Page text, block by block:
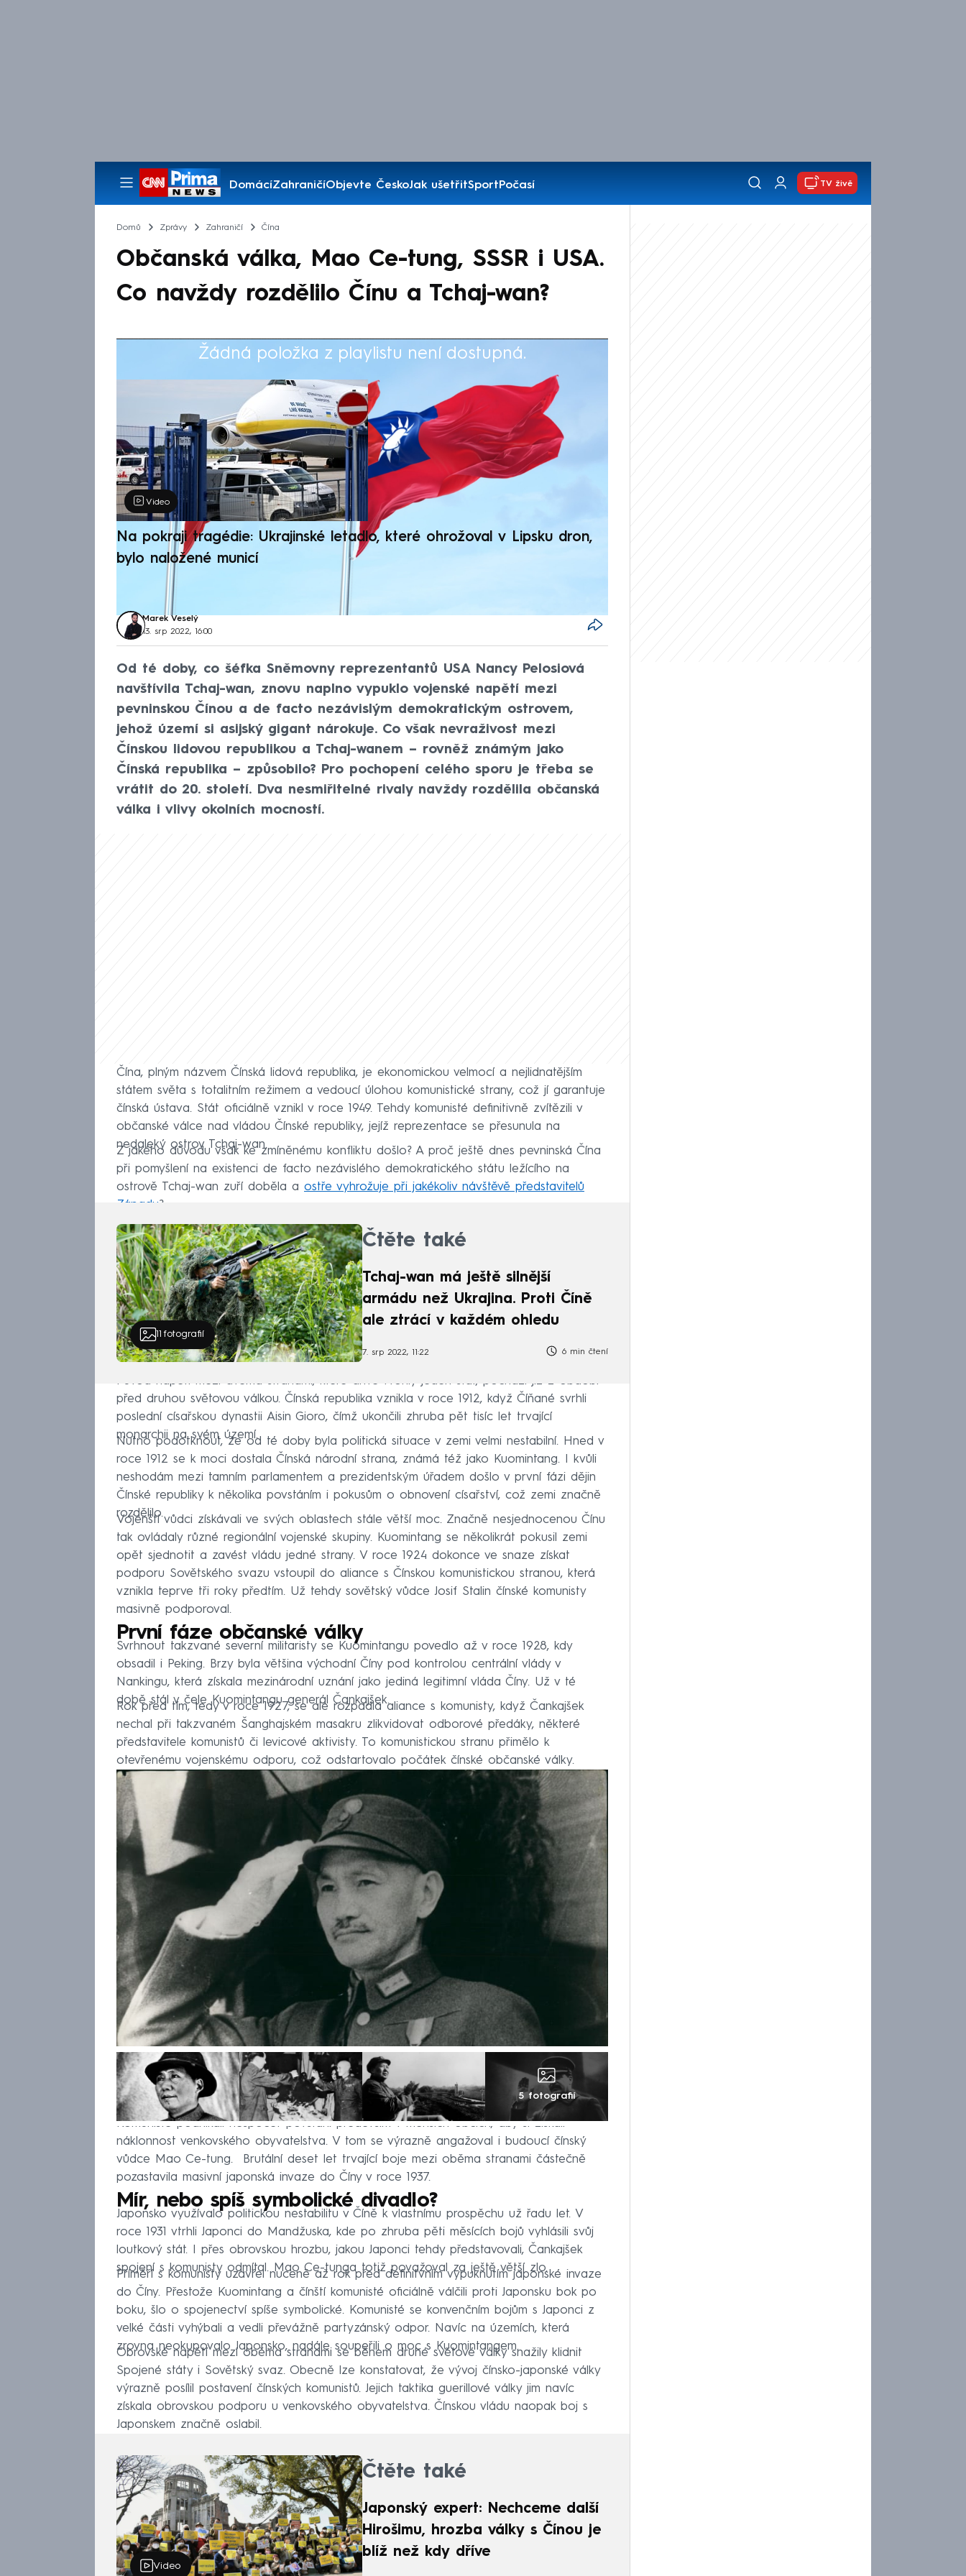
DomácíZahraničíObjevte ČeskoJak ušetřitSportPočasí
Pořady
TV živě
Domů Zprávy Zahraničí Čína
Občanská válka, Mao Ce-tung, SSSR i USA.
Co navždy rozdělilo Čínu a Tchaj-wan?
Žádná položka z playlistu není dostupná.
Výběr redakce
Video
Na pokraji tragédie: Ukrajinské letadlo, které ohrožoval v Lipsku dron,
bylo naložené municí
Marek Veselý
13. srp 2022, 16:00
Od té doby, co šéfka Sněmovny reprezentantů USA Nancy Pelosiová
navštívila Tchaj-wan, znovu naplno vypuklo vojenské napětí mezi
pevninskou Čínou a de facto nezávislým demokratickým ostrovem,
jehož území si asijský gigant nárokuje. Co však nevraživost mezi
Čínskou lidovou republikou a Tchaj-wanem – rovněž známým jako
Čínská republika – způsobilo? Pro pochopení celého sporu je třeba se
vrátit do 20. století. Dva nesmiřitelné rivaly navždy rozdělila občanská
válka i vlivy okolních mocností.
Čína, plným názvem Čínská lidová republika, je ekonomickou velmocí a nejlidnatějším
státem světa s totalitním režimem a vedoucí úlohou komunistické strany, což jí garantuje
čínská ústava. Stát oficiálně vznikl v roce 1949. Tehdy komunisté definitivně zvítězili v
občanské válce nad vládou Čínské republiky, jejíž reprezentace se přesunula na
nedaleký ostrov Tchaj-wan.
Z jakého důvodu však ke zmíněnému konfliktu došlo? A proč ještě dnes pevninská Čína
při pomyšlení na existenci de facto nezávislého demokratického státu ležícího na
ostrově Tchaj-wan zuří doběla a ostře vyhrožuje při jakékoliv návštěvě představitelů
Západu?
11 fotografií
Čtěte také
Tchaj-wan má ještě silnější
armádu než Ukrajina. Proti Číně
ale ztrácí v každém ohledu
7. srp 2022, 11:22 6 min čtení
Původ napětí mezi dvěma stranami, které dříve tvořily jeden stát, pochází již z období
před druhou světovou válkou. Čínská republika vznikla v roce 1912, když Číňané svrhli
poslední císařskou dynastii Aisin Gioro, čímž ukončili zhruba pět tisíc let trvající
monarchii na svém území.
Nutno podotknout, že od té doby byla politická situace v zemi velmi nestabilní. Hned v
roce 1912 se k moci dostala Čínská národní strana, známá též jako Kuomintang. I kvůli
neshodám mezi tamním parlamentem a prezidentským úřadem došlo v první fázi dějin
Čínské republiky k několika povstáním i pokusům o obnovení císařství, což zemi značně
rozdělilo.
Vojenští vůdci získávali ve svých oblastech stále větší moc. Značně nesjednocenou Čínu
tak ovládaly různé regionální vojenské skupiny. Kuomintang se několikrát pokusil zemi
opět sjednotit a zavést vládu jedné strany. V roce 1924 dokonce ve snaze získat
podporu Sovětského svazu vstoupil do aliance s Čínskou komunistickou stranou, která
vznikla teprve tři roky předtím. Už tehdy sovětský vůdce Josif Stalin čínské komunisty
masivně podporoval.
První fáze občanské války
Svrhnout takzvané severní militaristy se Kuomintangu povedlo až v roce 1928, kdy
obsadil i Peking. Brzy byla většina východní Číny pod kontrolou centrální vlády v
Nankingu, která získala mezinárodní uznání jako jediná legitimní vláda Číny. Už v té
době stál v čele Kuomintangu generál Čankajšek.
Rok před tím, tedy v roce 1927, se ale rozpadla aliance s komunisty, když Čankajšek
nechal při takzvaném Šanghajském masakru zlikvidovat odborové předáky, některé
představitele komunistů či levicové aktivisty. To komunistickou stranu přimělo k
otevřenému vojenskému odporu, což odstartovalo počátek čínské občanské války.
5 fotografií
Komunisté podnikali nespočet povstání především v menších obcích, aby si získali
náklonnost venkovského obyvatelstva. V tom se výrazně angažoval i budoucí čínský
vůdce Mao Ce-tung. Brutální deset let trvající boje mezi oběma stranami částečně
pozastavila masivní japonská invaze do Číny v roce 1937.
Mír, nebo spíš symbolické divadlo?
Japonsko využívalo politickou nestabilitu v Číně k vlastnímu prospěchu už řadu let. V
roce 1931 vtrhli Japonci do Mandžuska, kde po zhruba pěti měsících bojů vyhlásili svůj
loutkový stát. I přes obrovskou hrozbu, jakou Japonci tehdy představovali, Čankajšek
spojení s komunisty odmítal. Mao Ce-tunga totiž považoval za ještě větší zlo.
Příměří s komunisty uzavřel nuceně až rok před definitvním vypuknutím japonské invaze
do Číny. Přestože Kuomintang a čínští komunisté oficiálně válčili proti Japonsku bok po
boku, šlo o spojenectví spíše symbolické. Komunisté se konvenčním bojům s Japonci z
velké části vyhýbali a vedli převážně partyzánský odpor. Navíc na územích, která
zrovna neokupovalo Japonsko, nadále soupeřili o moc s Kuomintangem.
Obrovské napětí mezi oběma stranami se během druhé světové války snažily klidnit
Spojené státy i Sovětský svaz. Obecně lze konstatovat, že vývoj čínsko-japonské války
výrazně posílil postavení čínských komunistů. Jejich taktika guerillové války jim navíc
získala obrovskou podporu u venkovského obyvatelstva. Čínskou vládu naopak boj s
Japonskem značně oslabil.
Video
Čtěte také
Japonský expert: Nechceme další
Hirošimu, hrozba války s Čínou je
blíž než kdy dříve